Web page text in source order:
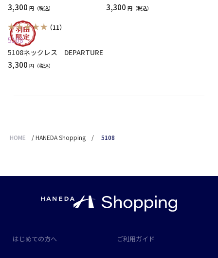
3,300 円 3,300 円
（11）
5108
5108ネックレス DEPARTURE
3,300 円
HOME /HANEDA Shopping / 5108
はじめての方へ ご利用ガイド